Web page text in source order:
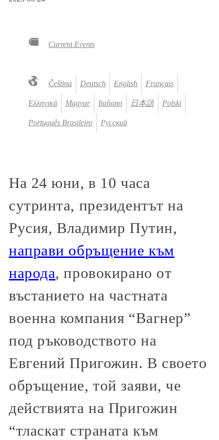
Current Events
Čeština Deutsch English Français
Ελληνικά Magyar Italiano 日本語 Polski
Português Brasileiro Русский
На 24 юни, в 10 часа
сутринта, президентът на
Русия, Владимир Путин,
направи обръщение към
народа, провокирано от
въстанието на частната
военна компания “Вагнер”
под ръководството на
Евгений Пригожин. В своето
обръщение, той заяви, че
действията на Пригожин
“тласкат страната към